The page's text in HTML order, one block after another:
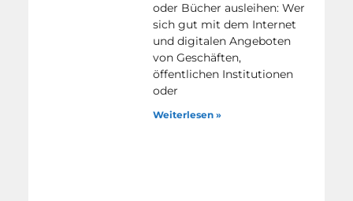
oder Bücher ausleihen: Wer
sich gut mit dem Internet
und digitalen Angeboten
von Geschäften,
öffentlichen Institutionen
oder
Weiterlesen »